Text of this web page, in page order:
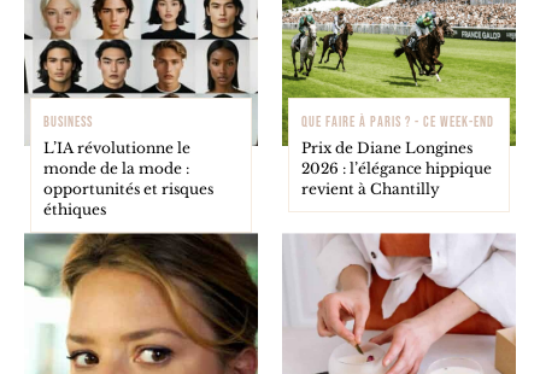
BUSINESS
L’IA révolutionne le
monde de la mode :
opportunités et risques
éthiques
QUE FAIRE À PARIS ? - CE WEEK-END
Prix de Diane Longines
2026 : l’élégance hippique
revient à Chantilly